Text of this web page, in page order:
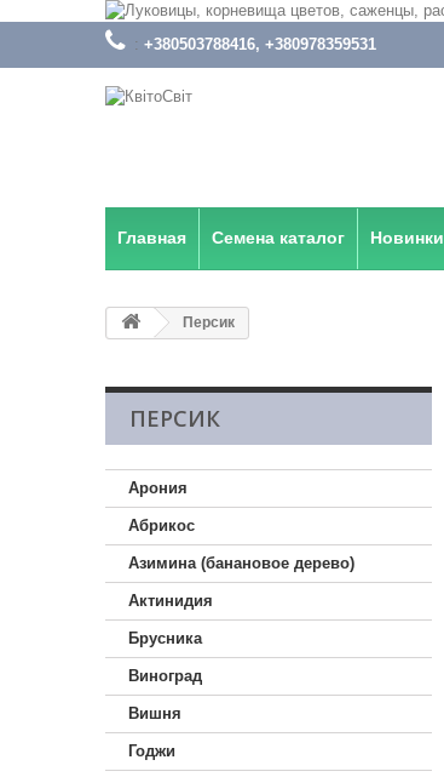
: +380503788416, +380978359531
Главная Семена каталог Новинки
Персик
ПЕРСИК
Арония
Абрикос
Азимина (банановое дерево)
Актинидия
Брусника
Виноград
Вишня
Годжи